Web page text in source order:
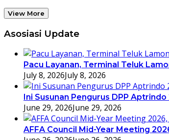
View More
Asosiasi Update
Pacu Layanan, Terminal Teluk
July 8, 2026July 8, 2026
Ini Susunan Pengurus DPP
June 29, 2026June 29, 2026
AFFA Council Mid-Year Meeting